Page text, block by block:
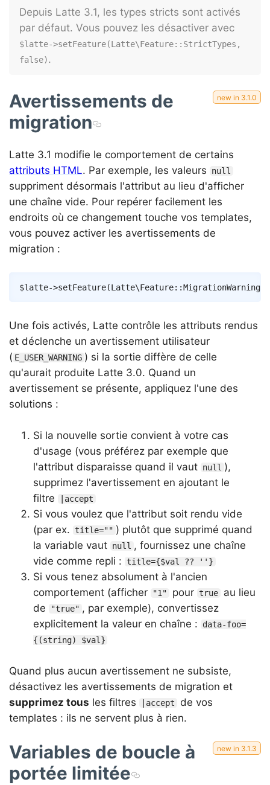
Depuis Latte 3.1, les types stricts sont activés
par défaut. Vous pouvez les désactiver avec
$latte->setFeature(Latte\Feature::StrictTypes,
false).
Avertissements de
migration
Latte 3.1 modifie le comportement de certains
attributs HTML. Par exemple, les valeurs null
suppriment désormais l'attribut au lieu d'afficher
une chaîne vide. Pour repérer facilement les
endroits où ce changement touche vos templates,
vous pouvez activer les avertissements de
migration :
$latte->setFeature(Latte\Feature::MigrationWarnings
Copy
Une fois activés, Latte contrôle les attributs rendus
et déclenche un avertissement utilisateur
( E_USER_WARNING ) si la sortie diffère de celle
qu'aurait produite Latte 3.0. Quand un
avertissement se présente, appliquez l'une des
solutions :
Si la nouvelle sortie convient à votre cas
d'usage (vous préférez par exemple que
l'attribut disparaisse quand il vaut null ),
supprimez l'avertissement en ajoutant le
filtre
|accept
Si vous voulez que l'attribut soit rendu vide
(par ex. title="" ) plutôt que supprimé quand
la variable vaut null , fournissez une chaîne
vide comme repli : title={$val ?? ''}
Si vous tenez absolument à l'ancien
comportement (afficher
"1" pour true
au lieu
de
"true" , par exemple), convertissez
explicitement la valeur en chaîne :
data-foo=
{(string) $val}
Quand plus aucun avertissement ne subsiste,
désactivez les avertissements de migration et
supprimez tous les filtres |accept
de vos
templates : ils ne servent plus à rien.
Variables de boucle à
portée limitée